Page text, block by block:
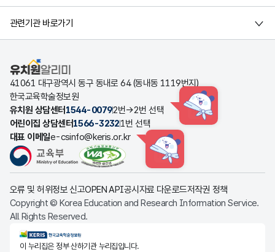
관련기관 바로가기
유치원알리미
41061 대구광역시 동구 동내로 64 (동내동 1119번지)
한국교육학술정보원
유치원 상담센터 1544-00792번→2번 선택 HINT
어린이집 상담센터1566-32321번 선택
대표 이메일e-csinfo@keris.or.kr
HINT
오류 및 허위정보 신고OPEN API공시자료 다운로드저작권 정책
Copyright © Korea Education and Research Information Service.
All Rights Reserved.
KERIS한국교육학술정보원
이 누리집은 정부 산하기관 누리집입니다.